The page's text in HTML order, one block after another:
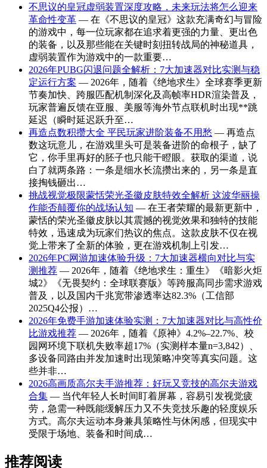
不思议的皇冠虚弱装置深度攻略，未来玩法将怎么迎来
革命性变革 — 在《不思议的皇冠》这款充满奇幻与冒险
的游戏中，每一位玩家都在追求着更强的力量、更出色
的装备，以及那些能在关键时刻扭转战局的神秘道具，
虚弱装置作为游戏中的一款重要…
2026年PUBG闪退问题全解析：7大加速器对比实测与稳
定运行方案 — 2026年，随着《绝地求生》全球赛季更新
节奏加快、跨服匹配机制深化及高帧率HDR渲染普及，
玩家普遍反馈在亚服、美服等海外节点联机时出现**跳
延迟（瞬时延迟跃升至…
再造点数积攒大全 平民玩家进阶装备不用愁 — 再造点
数这玩意儿，在游戏里头可是装备进阶的命根子，缺了
它，你手里再好的胚子也只能干瞪眼。获取的渠道，说
白了就两条路：一条是细水长流攒出来的，另一条是直
接掏钱砸出…
挑战视觉极限蒙恬荣光圣徽皮肤特效全解析 这波华丽操
作能否颠覆你的战场认知 — 在王者荣耀的最新更新中，
蒙恬的荣光圣徽皮肤以其震撼的视觉效果和独特的技能
特效，迅速成为玩家们热议的焦点。这款皮肤不仅在视
觉上带来了全新的体验，更在游戏机制上引发…
2026年PC网游加速体验升级：7大加速器横向对比与实
测推荐 — 2026年，随着《绝地求生：重生》《暗影火炬
城2》《无畏契约：全球联赛版》等跨服高同步需求游戏
普及，以及国内千兆宽带渗透率达82.3%（工信部
2025Q4公报）…
2026年免费手游加速体验实测：7大加速器对比与高性价
比游戏推荐 — 2026年，随着《原神》4.2%–22.7%、校
园网环境下联机失败率超17%（实测样本量n=3,842）、
多设备同路由并发加速时出现策略冲突等真实问题。这
些并非…
2026高画质高尔夫手游推荐：好玩又竞技的高尔夫游戏
合集 — 当代年轻人长时间盯着屏幕，容易引发视觉疲
劳，急需一种既能缓解压力又不失竞技乐趣的轻度娱乐
方式。高尔夫运动本身兼具策略性与休闲感，但现实中
受限于场地、装备和时间成…
推荐阅读